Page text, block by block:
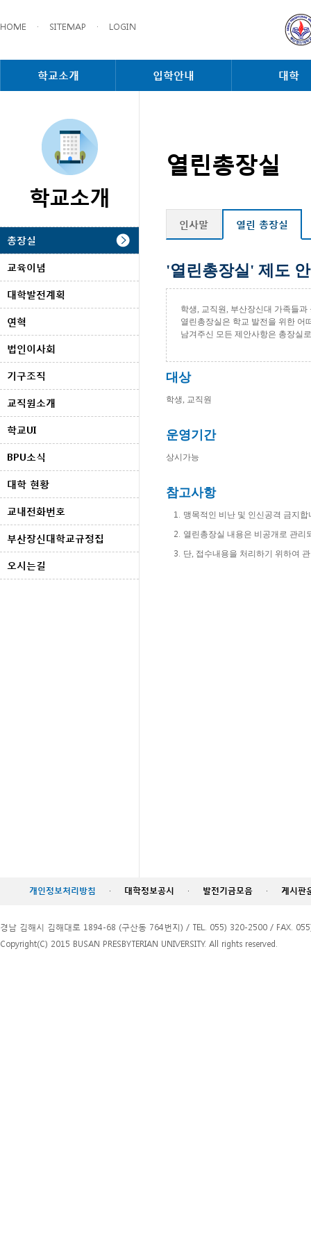
HOME · SITEMAP · LOGIN
학교소개 입학안내 대학
학교소개
총장실
교육이념
대학발전계획
연혁
법인이사회
기구조직
교직원소개
학교UI
BPU소식
대학 현황
교내전화번호
부산장신대학교규정집
오시는길
열린총장실
인사말 열린 총장실
'열린총장실' 제도
학생, 교직원, 부산장신대 가족들
열린총장실은 학교 발전을 위한 어
남겨주신 모든 제안사항은 총장실
대상
학생, 교직원
운영기간
상시가능
참고사항
맹목적인 비난 및 인신공격 금지합
열린총장실 내용은 비공개로 관리
단, 접수내용을 처리하기 위하여
개인정보처리방침 · 대학정보공시 · 발전기금모음 · 게시판
경남 김해시 김해대로 1894-68 (구산동 764번지) / TEL. 055) 320-2500 / FAX.
Copyright(C) 2015 BUSAN PRESBYTERIAN UNIVERSITY. All rights reserved.